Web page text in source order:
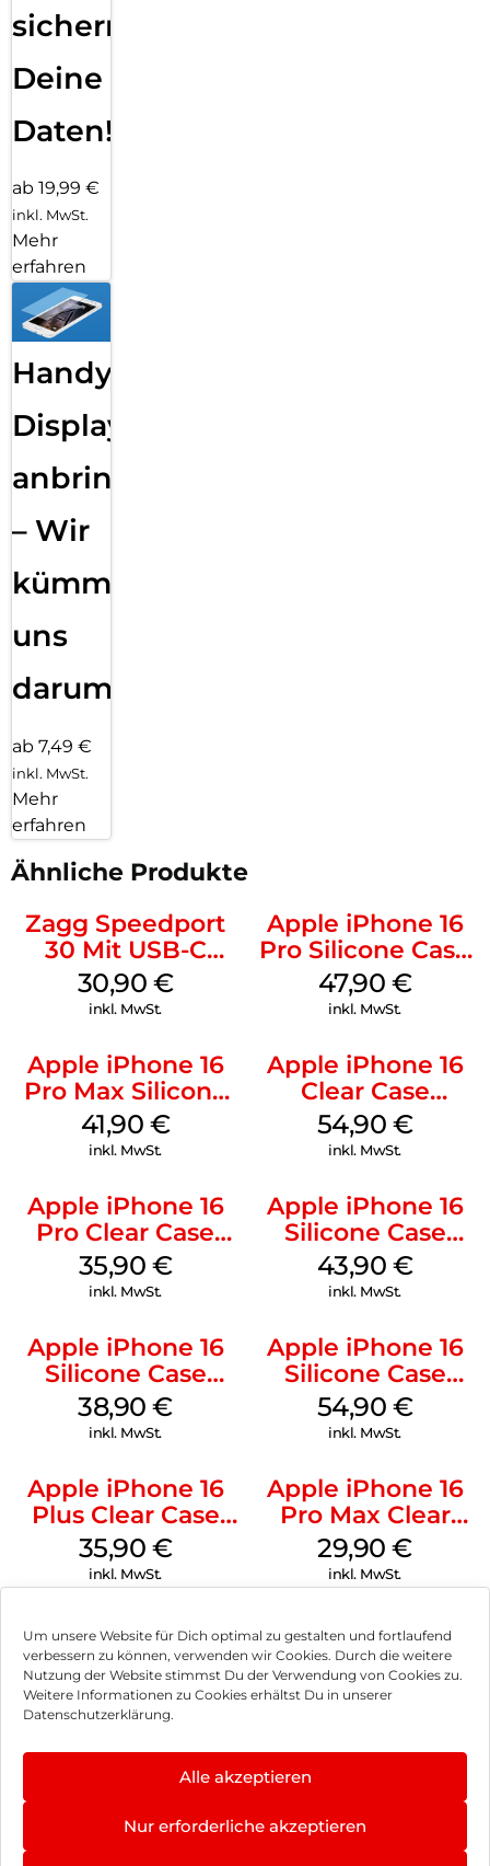
Um unsere Website für Dich optimal zu gestalten und fortlaufend
verbessern zu können, verwenden wir Cookies. Durch die weitere
Nutzung der Website stimmst Du der Verwendung von Cookies zu.
Weitere Informationen zu Cookies erhältst Du in unserer
Datenschutzerklärung.
Alle akzeptieren
Nur erforderliche akzeptieren
sichern
Deine
Daten!
ab 19,99 €
inkl. MwSt.
Mehr
erfahren
Handy
Displayfolie
anbringen
– Wir
kümmern
uns
darum!
ab 7,49 €
inkl. MwSt.
Mehr
erfahren
Ähnliche Produkte
Zagg Speedport
30 Mit USB-C
Kabel Weiß
30,90 €
inkl. MwSt.
Apple iPhone 16
Pro Silicone Case
MagSafe Denim
47,90 €
inkl. MwSt.
Apple iPhone 16
Pro Max Silicone
Case MagSafe
Ultramarine
41,90 €
inkl. MwSt.
Apple iPhone 16
Clear Case
MagSafe
Transparent
54,90 €
inkl. MwSt.
Apple iPhone 16
Pro Clear Case
MagSafe
Transparent
35,90 €
inkl. MwSt.
Apple iPhone 16
Silicone Case
MagSafe Plum
43,90 €
inkl. MwSt.
Apple iPhone 16
Silicone Case
MagSafe
Ultramarine
38,90€
inkl. MwSt.
Apple iPhone 16
Silicone Case
MagSafe Black
54,90 €
inkl. MwSt.
Apple iPhone 16
Plus Clear Case
MagSafe
Transparent
35,90 €
inkl. MwSt.
Apple iPhone 16
Pro Max Clear
Case MagSafe
Transparent
29,90€
inkl. MwSt.
Impressum
Hinweis zur Batterieentsorgung